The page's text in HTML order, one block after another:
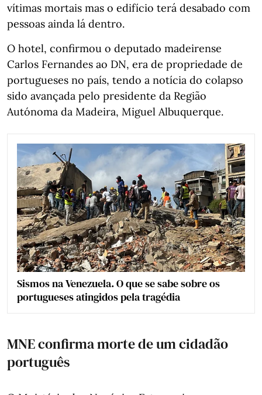
vítimas mortais mas o edifício terá desabado com
pessoas ainda lá dentro.
O hotel, confirmou o deputado madeirense
Carlos Fernandes ao DN, era de propriedade de
portugueses no país, tendo a notícia do colapso
sido avançada pelo presidente da Região
Autónoma da Madeira, Miguel Albuquerque.
Sismos na Venezuela. O que se sabe sobre os
portugueses atingidos pela tragédia
MNE confirma morte de um cidadão
português